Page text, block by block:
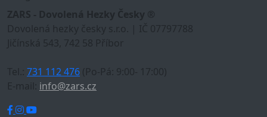
ZARS - Dovolená Hezky Česky ®
Dovolená hezky česky s.r.o. | IČ 07797788
Jičínská 543, 742 58 Příbor
Tel.: 731 112 476 (Po-Pá: 9:00- 17:00)
E-mail: info@zars.cz